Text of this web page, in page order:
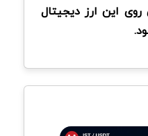
روی این ارز دیجیتال